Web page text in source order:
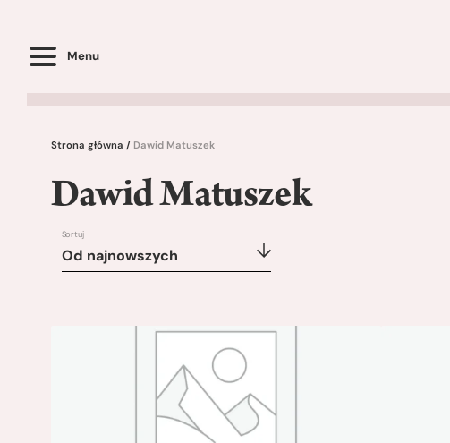
Menu
Strona główna / Dawid Matuszek
Dawid Matuszek
Sortuj
Od najnowszych